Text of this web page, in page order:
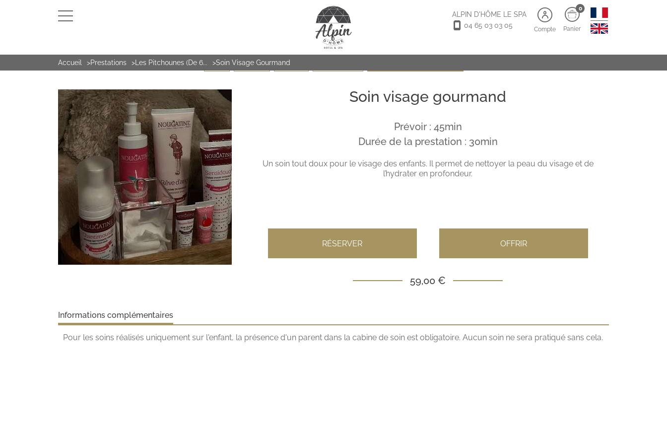
ALPIN D'HÔME LE SPA
04 65 03 03 05
Compte
0
Panier
Accueil Prestations Les Pitchounes (De 6... Soin Visage Gourmand
LE SPA LE VISAGE LE CORPS
Soin visage gourmand
Prévoir : 45min
Durée de la prestation : 30min
Un soin tout doux pour le visage des enfants. Il permet de nettoyer la peau du visage et de
l’hydrater en profondeur.
RÉSERVER OFFRIR
59,00 €
Informations complémentaires
Pour les soins réalisés uniquement sur l'enfant, la présence d'un parent dans la cabine de soin est obligatoire. Aucun soin ne sera pratiqué sans cela.